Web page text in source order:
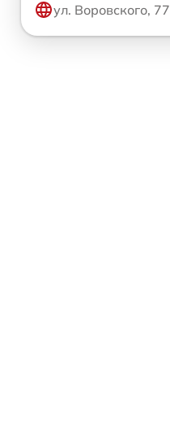
ул. Воровского, 77